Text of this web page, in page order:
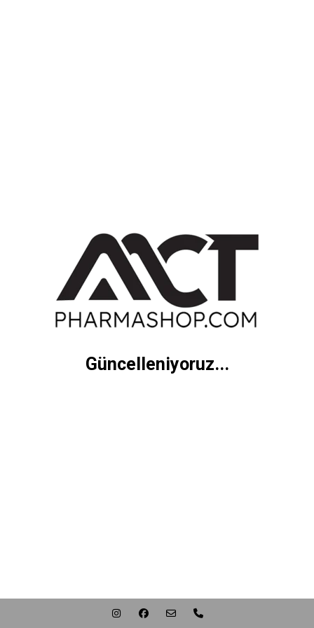
Güncelleniyoruz...